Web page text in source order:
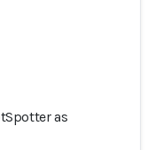
as